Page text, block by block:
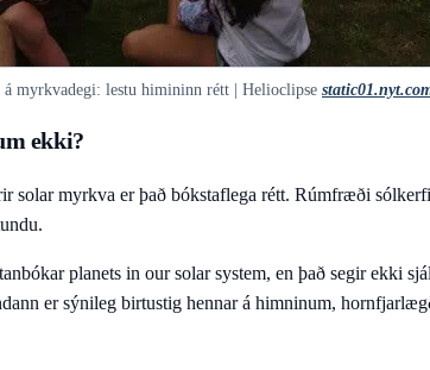
á myrkvadegi: lestu himininn rétt | Helioclipse
ekki?
solar myrkva er það bókstaflega rétt. Rúmfræði
planets in our solar system, en það segir ekki
er sýnileg birtustig hennar á himninum,